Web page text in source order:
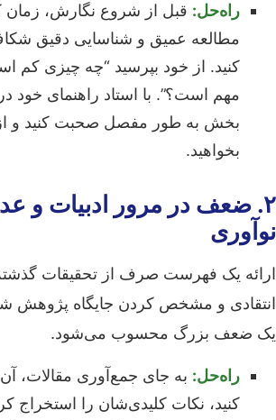
راه‌حل: قبل از شروع نگارش،
مطالعه عمیق و شناسایی دقیق
کنید. از خود بپرسید “چه چیزی کم
مهم است؟”. با استاد راهنمای خود
بخش به طور مفصل صحبت کنید و از
بخواهید.
۲. ضعف در مرور ادبیات و
نوآوری
ارائه یک فهرست صرف از تحقیقات
انتقادی و مشخص کردن جایگاه پژوهش
یک ضعف بزرگ محسوب می‌شود.
راه‌حل: به جای جمع‌آوری مقالات،
کنید، نکات کلیدی‌شان را استخراج